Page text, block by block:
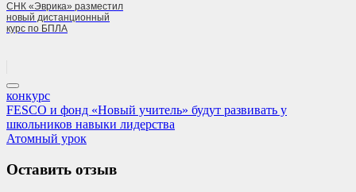
СНК «Эврика» разместил
новый дистанционный
курс по БПЛА
конкурс
Навигация
по
Previous
Post:
FESCO и фонд «Новый учитель» будут развивать у
школьников навыки лидерства
Next
Атомный урок
Оставить отзыв